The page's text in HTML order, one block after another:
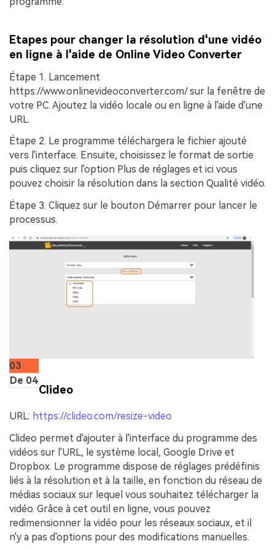
Etapes pour changer la résolution d'une vidéo
en ligne à l'aide de Online Video Converter
Étape 1. Lancement
https://www.onlinevideoconverter.com/ sur la fenêtre de
votre PC. Ajoutez la vidéo locale ou en ligne à l'aide d'une
URL.
Étape 2. Le programme téléchargera le fichier ajouté
vers l'interface. Ensuite, choisissez le format de sortie
puis cliquez sur l'option Plus de réglages et ici vous
pouvez choisir la résolution dans la section Qualité vidéo.
Étape 3. Cliquez sur le bouton Démarrer pour lancer le
processus.
03
De 04
Clideo
URL: https://clideo.com/resize-video
Clideo permet d'ajouter à l'interface du programme des
vidéos sur l'URL, le système local, Google Drive et
Dropbox. Le programme dispose de réglages prédéfinis
liés à la résolution et à la taille, en fonction du réseau de
médias sociaux sur lequel vous souhaitez télécharger la
vidéo. Grâce à cet outil en ligne, vous pouvez
redimensionner la vidéo pour les réseaux sociaux, et il
n'y a pas d'options pour des modifications manuelles.